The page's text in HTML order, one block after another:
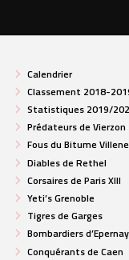
Calendrier
Classement 2018-
Statistiques 2019/
Prédateurs de Vierzon
Fous du Bitume
Diables de Rethel
Corsaires de Paris XIII
Yeti’s Grenoble
Tigres de Garges
Bombardiers d’Epernay
Conquérants de Caen